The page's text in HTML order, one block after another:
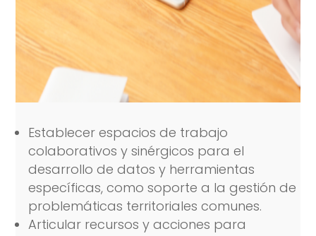
Establecer espacios de trabajo
colaborativos y sinérgicos para el
desarrollo de datos y herramientas
específicas, como soporte a la gestión de
problemáticas territoriales comunes.
Articular recursos y acciones para